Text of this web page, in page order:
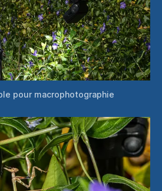
pour macrophotographie